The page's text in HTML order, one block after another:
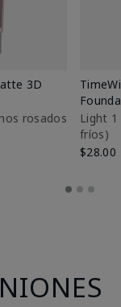
3D
rosados
Light
fríos)
$28.00